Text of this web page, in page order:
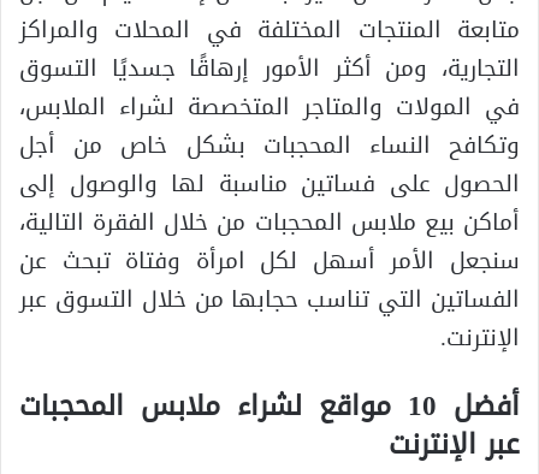
متابعة المنتجات المختلفة في المحلات والمراكز
التجارية، ومن أكثر الأمور إرهاقًا جسديًا التسوق
في المولات والمتاجر المتخصصة لشراء الملابس،
وتكافح النساء المحجبات بشكل خاص من أجل
الحصول على فساتين مناسبة لها والوصول إلى
أماكن بيع ملابس المحجبات من خلال الفقرة التالية،
سنجعل الأمر أسهل لكل امرأة وفتاة تبحث عن
الفساتين التي تناسب حجابها من خلال التسوق عبر
الإنترنت.
أفضل 10 مواقع لشراء ملابس المحجبات
عبر الإنترنت